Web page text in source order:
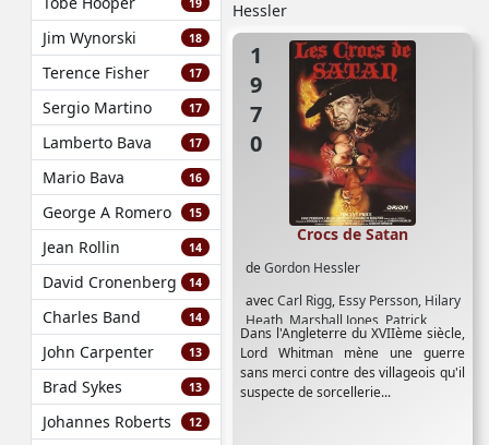
Jim Wynorski 18
Terence Fisher 17
Sergio Martino 17
Lamberto Bava 17
Mario Bava 16
George A Romero 15
Jean Rollin 14
David Cronenberg 14
Charles Band 14
John Carpenter 13
Brad Sykes 13
Johannes Roberts 12
1970
deGordon Hessler
avecCarl Rigg, Essy Persson, Hilary
Heath, Marshall Jones Patrick
Mower,Vincent Price
Crocs de Satan
Dans l'Angleterre du XVIIème siècle,
Lord Whitman mène une guerre
sans merci contre des villageois qu'il
suspecte de sorcellerie...